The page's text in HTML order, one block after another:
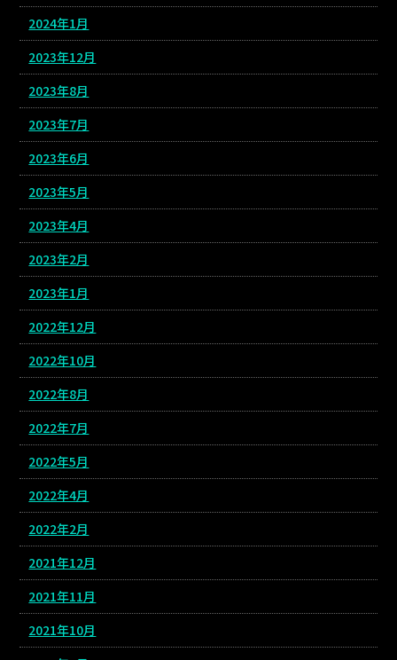
2024年1月
2023年12月
2023年8月
2023年7月
2023年6月
2023年5月
2023年4月
2023年2月
2023年1月
2022年12月
2022年10月
2022年8月
2022年7月
2022年5月
2022年4月
2022年2月
2021年12月
2021年11月
2021年10月